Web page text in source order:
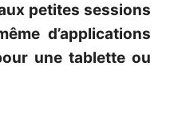
petites sessions
d’applications
une tablette ou